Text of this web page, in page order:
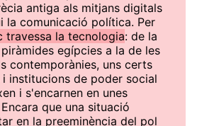
antiga als mitjans digitals
la comunicació política. Per
travessa la tecnologia: de la
egípcies a la de les
contemporànies, uns certs
institucions de poder social
i s'encarnen en unes
que una situació
en la preeminència del pol